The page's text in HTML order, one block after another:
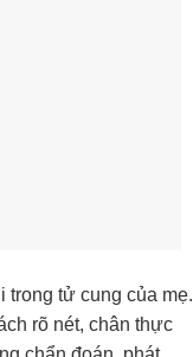
trong tử cung của mẹ.
rõ nét, chân thực